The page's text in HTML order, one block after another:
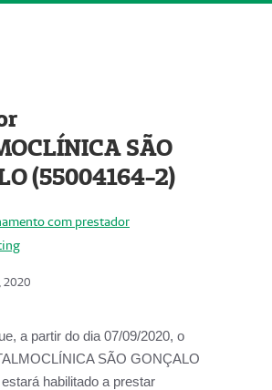
SÃO
(55004164-2)
com prestador
2020
a partir do dia 07/09/2020, o
SÃO GONÇALO
habilitado a prestar